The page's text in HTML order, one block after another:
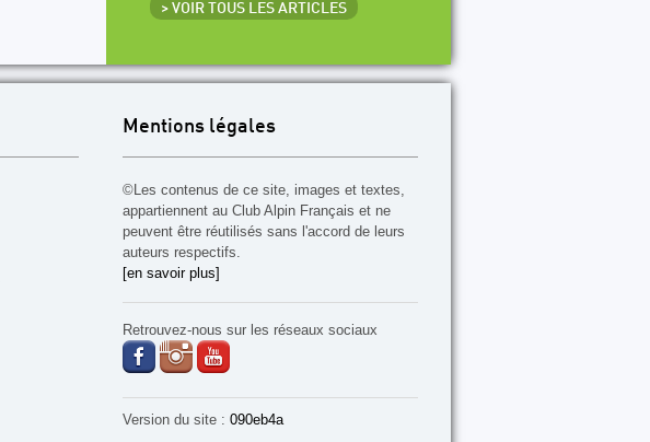
> VOIR TOUS LES ARTICLES
Mentions légales
©Les contenus de ce site, images et textes,
appartiennent au Club Alpin Français et ne
peuvent être réutilisés sans l'accord de leurs
auteurs respectifs.
[en savoir plus]
Retrouvez-nous sur les réseaux sociaux
Version du site : 090eb4a